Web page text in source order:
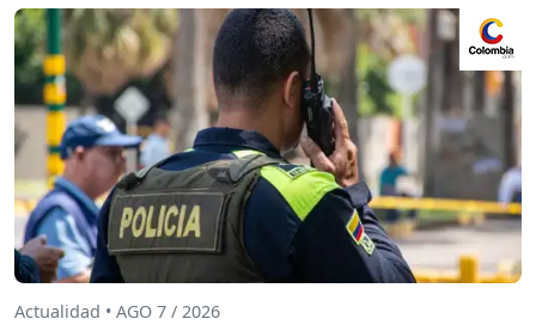
Actualidad • AGO 7 / 2026